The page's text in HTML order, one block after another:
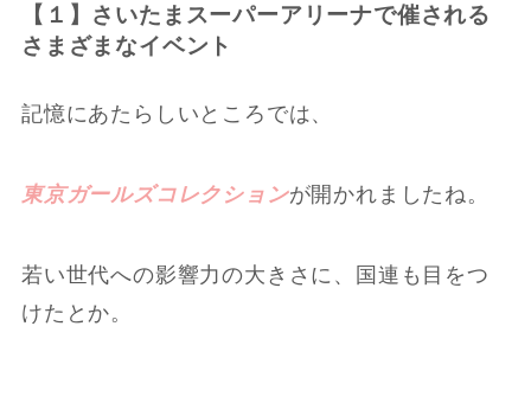
【１】さいたまスーパーアリーナで催される
さまざまなイベント
記憶にあたらしいところでは、
東京ガールズコレクションが開かれましたね。
若い世代への影響力の大きさに、国連も目をつ
けたとか。